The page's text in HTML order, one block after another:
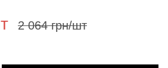
2 064 грн/шт